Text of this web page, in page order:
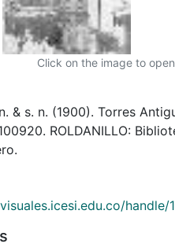
Click on the image to
& s. n. (1900). Torres
ROLDANILLO:
handle/